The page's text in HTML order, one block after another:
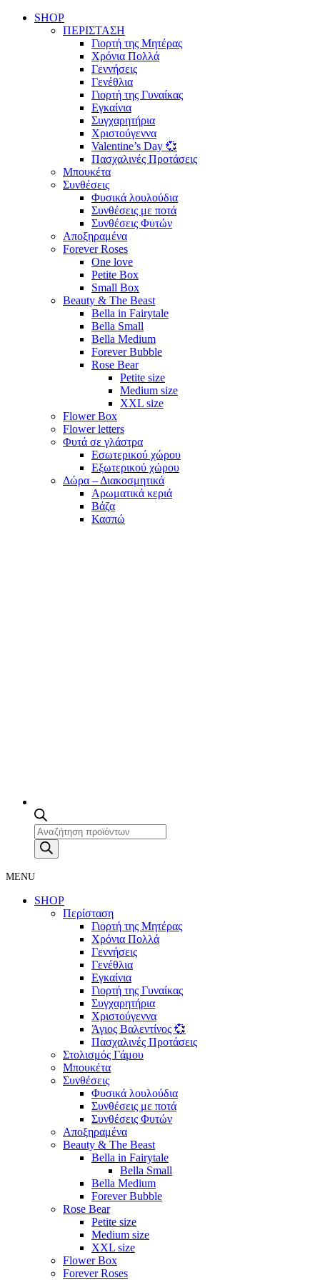
SHOP
ΠΕΡΙΣΤΑΣΗ
Γιορτή της Μητέρας
Χρόνια Πολλά
Γεννήσεις
Γενέθλια
Γιορτή της Γυναίκας
Εγκαίνια
Συγχαρητήρια
Χριστούγεννα
Valentine’s Day 💞
Πασχαλινές Προτάσεις
Μπουκέτα
Συνθέσεις
Φυσικά λουλούδια
Συνθέσεις με ποτά
Συνθέσεις Φυτών
Αποξηραμένα
Forever Roses
One love
Petite Box
Small Box
Beauty & The Beast
Bella in Fairytale
Bella Small
Bella Medium
Forever Bubble
Rose Bear
Petite size
Medium size
XXL size
Flower Box
Flower letters
Φυτά σε γλάστρα
Εσωτερικού χώρου
Εξωτερικού χώρου
Δώρα – Διακοσμητικά
Αρωματικά κεριά
Βάζα
Κασπώ
Products
search
MENU
SHOP
Περίσταση
Γιορτή της Μητέρας
Χρόνια Πολλά
Γεννήσεις
Γενέθλια
Εγκαίνια
Γιορτή της Γυναίκας
Συγχαρητήρια
Χριστούγεννα
Άγιος Βαλεντίνος 💞
Πασχαλινές Προτάσεις
Στολισμός Γάμου
Μπουκέτα
Συνθέσεις
Φυσικά λουλούδια
Συνθέσεις με ποτά
Συνθέσεις Φυτών
Αποξηραμένα
Beauty & The Beast
Bella in Fairytale
Bella Small
Bella Medium
Forever Bubble
Rose Bear
Petite size
Medium size
XXL size
Flower Box
Forever Roses